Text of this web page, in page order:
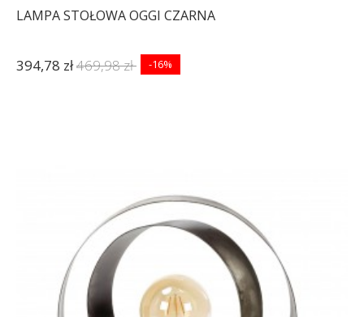
LAMPA STOŁOWA OGGI CZARNA
394,78 zł469,98 zł -16%